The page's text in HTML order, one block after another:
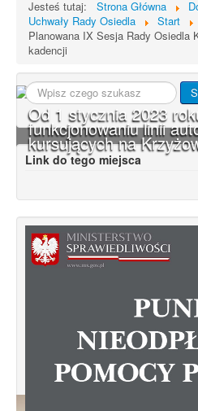
Od 1 stycznia 2023
funkcjonowaniu linii
kursujących na
Jesteś tutaj: Strona Główna
Uchwały Rady Osiedla
Start
Planowana IX Sesja Rady Osiedla
kadencji
Szukaj...
Link do tego miejsca